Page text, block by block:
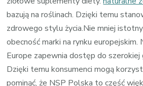
bazują na roślinach. Dzięki temu
zdrowego stylu życia.Nie mniej
obecność marki na rynku europejskim.
Europe zapewnia dostęp do
Dzięki temu konsumenci mogą
pominąć, że NSP Polska to część